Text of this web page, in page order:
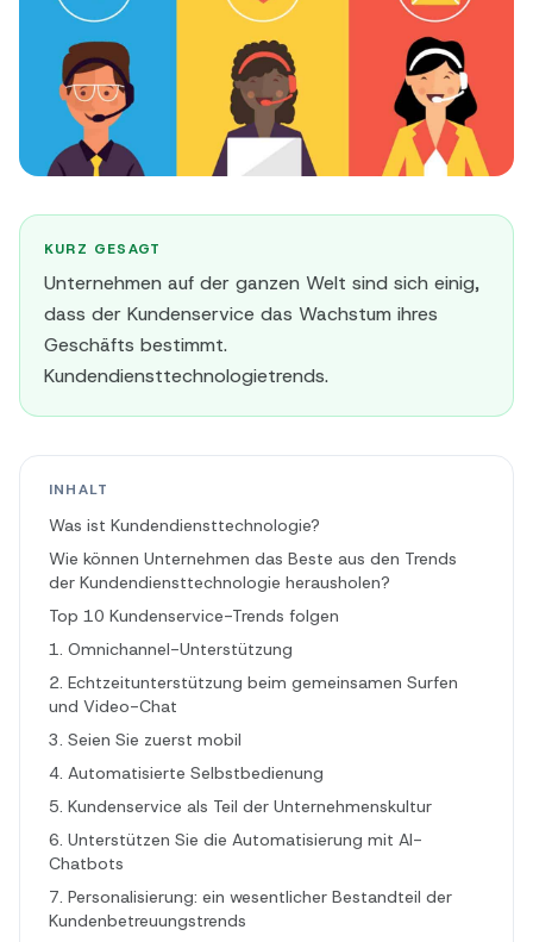
KURZ GESAGT
Unternehmen auf der ganzen Welt sind sich einig,
dass der Kundenservice das Wachstum ihres
Geschäfts bestimmt.
Kundendiensttechnologietrends.
INHALT
Was ist Kundendiensttechnologie?
Wie können Unternehmen das Beste aus den Trends
der Kundendiensttechnologie herausholen?
Top 10 Kundenservice-Trends folgen
1. Omnichannel-Unterstützung
2. Echtzeitunterstützung beim gemeinsamen Surfen
und Video-Chat
3. Seien Sie zuerst mobil
4. Automatisierte Selbstbedienung
5. Kundenservice als Teil der Unternehmenskultur
6. Unterstützen Sie die Automatisierung mit AI-
Chatbots
7. Personalisierung: ein wesentlicher Bestandteil der
Kundenbetreuungstrends